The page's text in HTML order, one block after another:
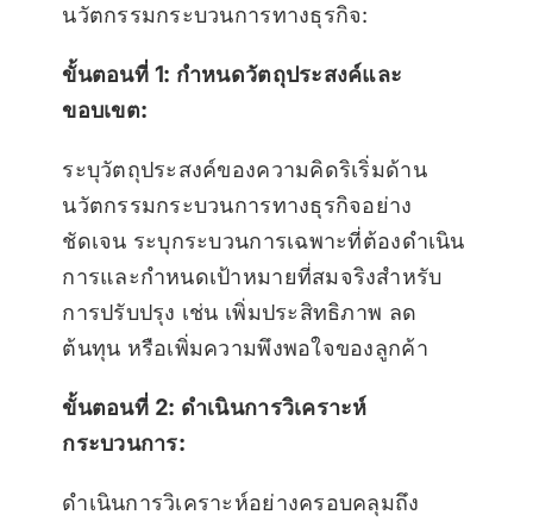
นวัตกรรมกระบวนการทางธุรกิจ:
ขั้นตอนที่ 1: กำหนดวัตถุประสงค์และ
ขอบเขต:
ระบุวัตถุประสงค์ของความคิดริเริ่มด้าน
นวัตกรรมกระบวนการทางธุรกิจอย่าง
ชัดเจน ระบุกระบวนการเฉพาะที่ต้องดำเนิน
การและกำหนดเป้าหมายที่สมจริงสำหรับ
การปรับปรุง เช่น เพิ่มประสิทธิภาพ ลด
ต้นทุน หรือเพิ่มความพึงพอใจของลูกค้า
ขั้นตอนที่ 2: ดำเนินการวิเคราะห์
กระบวนการ:
ดำเนินการวิเคราะห์อย่างครอบคลุมถึง